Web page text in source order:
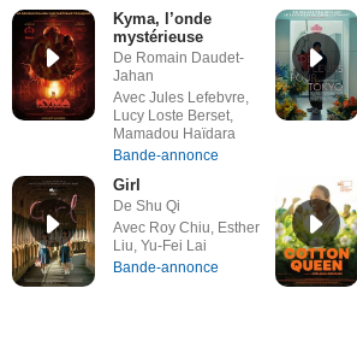
Kyma, l’onde
mystérieuse
De Romain Daudet-
Jahan
Avec Jules Lefebvre,
Lucy Loste Berset,
Mamadou Haïdara
Bande-annonce
Girl
De Shu Qi
Avec Roy Chiu, Esther
Liu, Yu-Fei Lai
Bande-annonce